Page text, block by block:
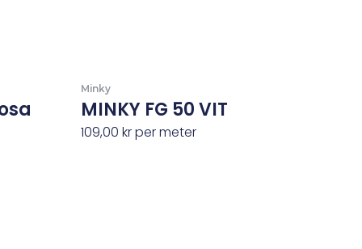
Minky
MINKY FG 50 VIT
109,00krper meter